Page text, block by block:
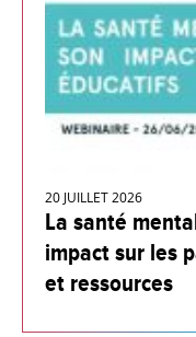
20 JUILLET 2026
La santé
impact sur les
et ressources